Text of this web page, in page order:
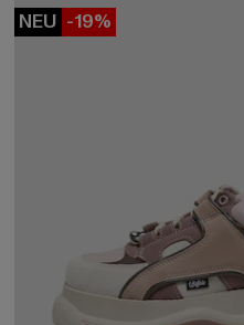
NEU -19%